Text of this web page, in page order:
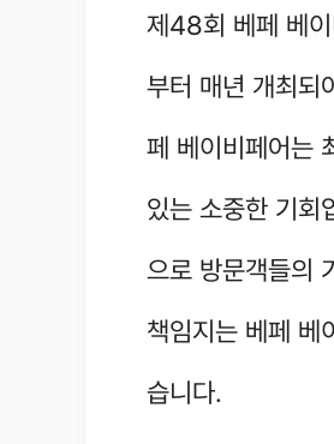
제48회 베페 베
부터 매년 개최되
페 베이비페어는
있는 소중한 기회
으로 방문객들의
책임지는 베페 베
습니다.